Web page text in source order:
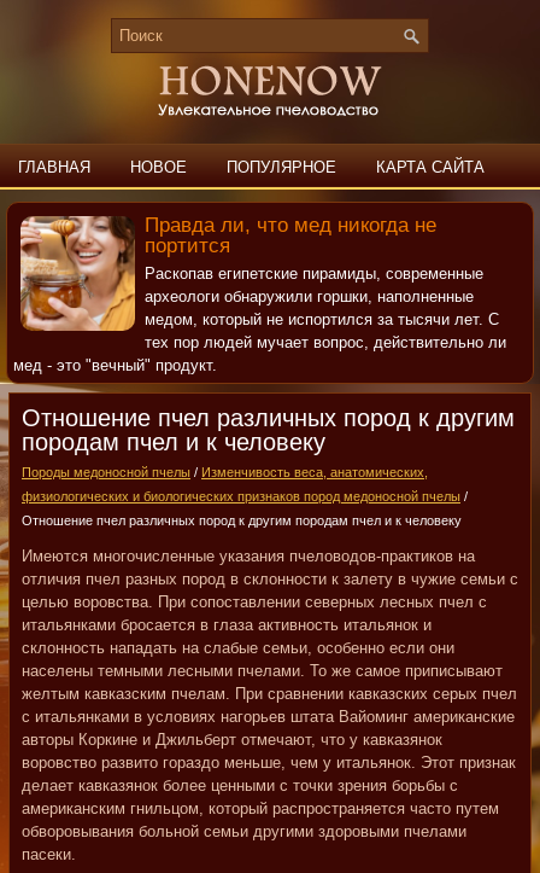
ГЛАВНАЯ НОВОЕ ПОПУЛЯРНОЕ КАРТА САЙТА
ПОИСК КОНТАКТЫ
Правда ли, что мед никогда не
портится
Раскопав египетские пирамиды, современные
археологи обнаружили горшки, наполненные
медом, который не испортился за тысячи лет. С
тех пор людей мучает вопрос, действительно ли
мед - это "вечный" продукт.
Отношение пчел различных пород к другим
породам пчел и к человеку
Породы медоносной пчелы / Изменчивость веса, анатомических,
физиологических и биологических признаков пород медоносной пчелы /
Отношение пчел различных пород к другим породам пчел и к человеку
Имеются многочисленные указания пчеловодов-практиков на
отличия пчел разных пород в склонности к залету в чужие семьи с
целью воровства. При сопоставлении северных лесных пчел с
итальянками бросается в глаза активность итальянок и
склонность нападать на слабые семьи, особенно если они
населены темными лесными пчелами. То же самое приписывают
желтым кавказским пчелам. При сравнении кавказских серых пчел
с итальянками в условиях нагорьев штата Вайоминг американские
авторы Коркине и Джильберт отмечают, что у кавказянок
воровство развито гораздо меньше, чем у итальянок. Этот признак
делает кавказянок более ценными с точки зрения борьбы с
американским гнильцом, который распространяется часто путем
обворовывания больной семьи другими здоровыми пчелами
пасеки.